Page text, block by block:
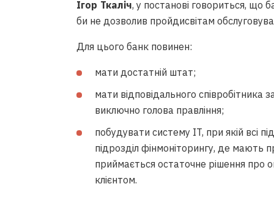
Ігор Ткаліч, у постанові говориться, що
би не дозволив пройдисвітам
Для цього банк повинен:
мати достатній штат;
мати відповідального співробітника
виключно голова правління;
побудувати систему IT, при якій всі
підрозділ фінмоніторингу, де мають
приймається остаточне рішення про
клієнтом.